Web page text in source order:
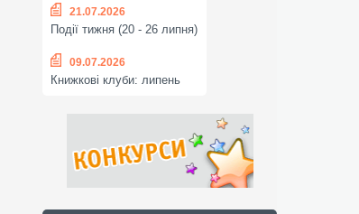
21.07.2026
Події тижня (20 - 26 липня)
09.07.2026
Книжкові клуби: липень